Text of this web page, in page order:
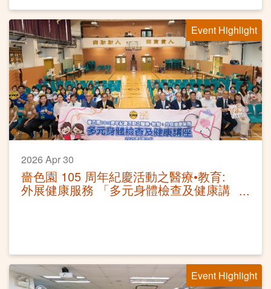
Event Highlight
2026 Apr 30
嗇色園 105 周年紀慶活動之醫療•教育:
外展健康服務 「多元身體檢查及健康講
Event Highlight